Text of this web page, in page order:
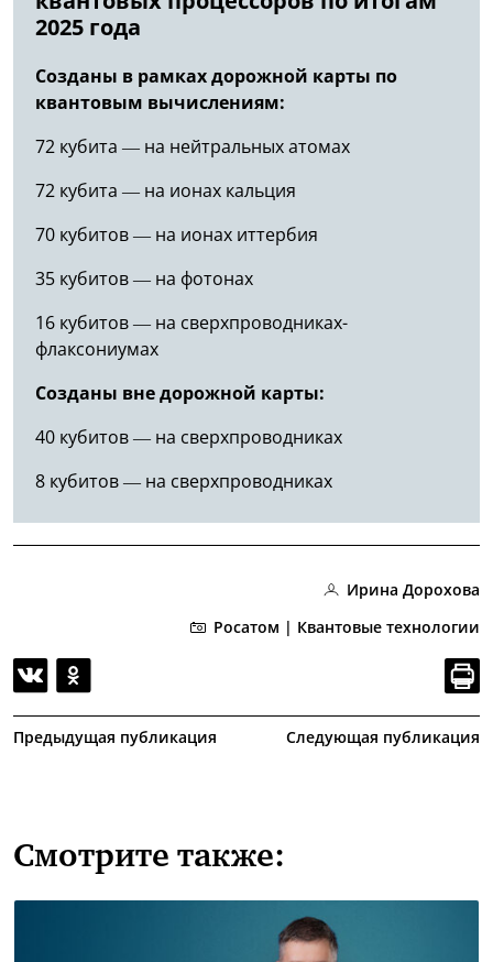
2025 года
Созданы в рамках дорожной карты по
квантовым вычислениям:
72 кубита — на нейтральных атомах
72 кубита — на ионах кальция
70 кубитов — на ионах иттербия
35 кубитов — на фотонах
16 кубитов — на сверхпроводниках-
флаксониумах
Созданы вне дорожной карты:
40 кубитов — на сверхпроводниках
8 кубитов — на сверхпроводниках
Ирина Дорохова
Росатом | Квантовые технологии
Предыдущая публикация Следующая публикация
Смотрите также: